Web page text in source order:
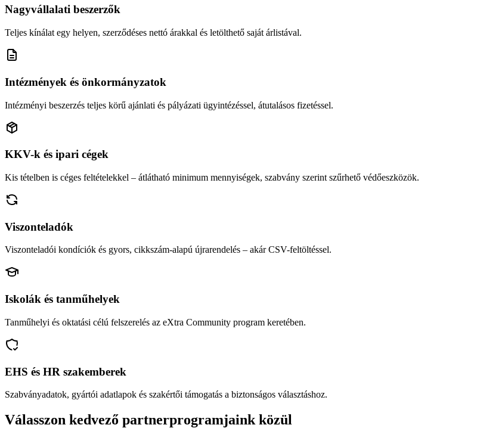
Nagyvállalati beszerzők
Teljes kínálat egy helyen, szerződéses nettó árakkal és letölthető saját árlistával.
Intézmények és önkormányzatok
Intézményi beszerzés teljes körű ajánlati és pályázati ügyintézéssel, átutalásos fizetéssel.
KKV-k és ipari cégek
Kis tételben is céges feltételekkel – átlátható minimum mennyiségek, szabvány szerint szűrhető védőeszközök.
Viszonteladók
Viszonteladói kondíciók és gyors, cikkszám-alapú újrarendelés – akár CSV-feltöltéssel.
Iskolák és tanműhelyek
Tanműhelyi és oktatási célú felszerelés az eXtra Community program keretében.
EHS és HR szakemberek
Szabványadatok, gyártói adatlapok és szakértői támogatás a biztonságos választáshoz.
Válasszon kedvező partnerprogramjaink közül